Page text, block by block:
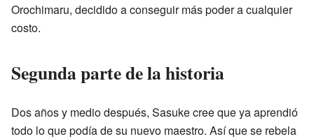
Orochimaru, decidido a conseguir más poder a cualquier
costo.
Segunda parte de la historia
Dos años y medio después, Sasuke cree que ya aprendió
todo lo que podía de su nuevo maestro. Así que se rebela